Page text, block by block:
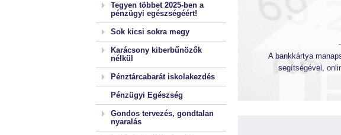
Tegyen többet 2025-ben a
pénzügyi egészségéért!
Sok kicsi sokra megy
Karácsony kiberbűnözők
nélkül
Pénztárcabarát iskolakezdés
Pénzügyi Egészség
Gondos tervezés, gondtalan
nyaralás
A bankkártya
segítségével,